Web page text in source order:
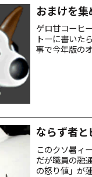
おまけを
ゲロ甘コーヒ
トーに書いた
事で今年版の
ならず者
このクソ暑ィ
だが職員の融
の怒り値」が